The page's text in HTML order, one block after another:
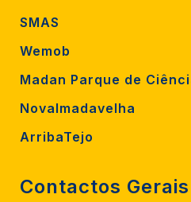
SMAS
Wemob
Madan Parque de
Novalmadavelha
ArribaTejo
Contactos Gerais